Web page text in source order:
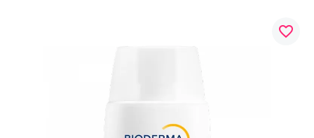
favorite_border